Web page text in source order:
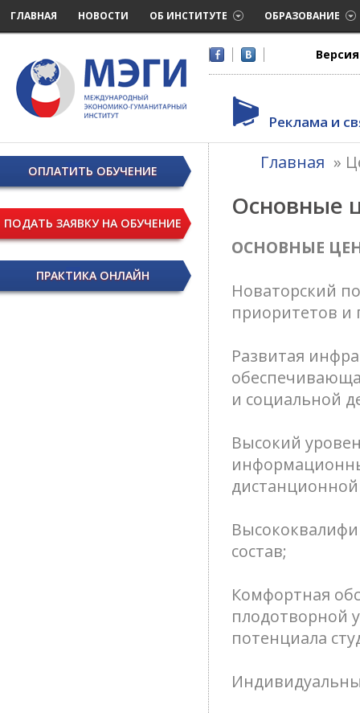
Реклама и
ГЛАВНАЯ НОВОСТИ ОБ ИНСТИТУТЕ ОБРАЗОВАНИЕ
ОПЛАТИТЬ ОБУЧЕНИЕ
ПОДАТЬ ЗАЯВКУ НА ОБУЧЕНИЕ
ПРАКТИКА ОНЛАЙН
Главная »
Основные
ОСНОВНЫЕ
Новаторский
приоритетов и
Развитая
и социальной
Высокий
состав;
Комфортная
плодотворной
потенциала